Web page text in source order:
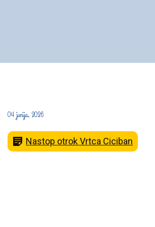
04 junija, 2026
Nastop otrok Vrtca Ciciban